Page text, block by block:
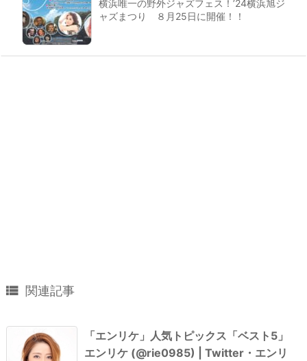
横浜唯一の野外ジャズフェス！’24横浜旭ジ
ャズまつり ８月25日に開催！！
 関連記事
「エンリケ」人気トピックス「ベスト5」
エンリケ (@rie0985) | Twitter・エンリ